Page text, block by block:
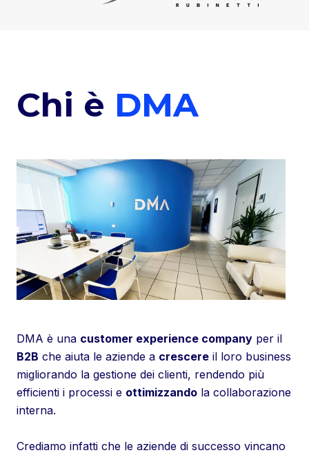
Chi è DMA
DMA è una customer experience company per il
B2B che aiuta le aziende a crescere il loro business
migliorando la gestione dei clienti, rendendo più
efficienti i processi e ottimizzando la collaborazione
interna.
Crediamo infatti che le aziende di successo vincano